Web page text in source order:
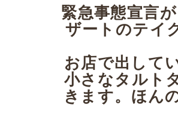
緊急事態宣言
ザートのテイ
お店で出して
小さなタルト
きます。ほん